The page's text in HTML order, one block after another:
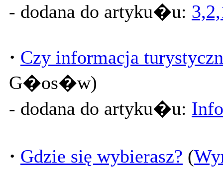
- dodana do artyku�u:
· Czy informacja
G�os�w)
- dodana do artyku�u:
· Gdzie się wybierasz? (